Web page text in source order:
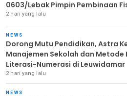
0603/Lebak Pimpin Pembinaan
2 hari yang lalu
NEWS
Dorong Mutu Pendidikan, Astra
Manajemen Sekolah dan Metode
Literasi-Numerasi di Leuwidamar
2 hari yang lalu
NEWS